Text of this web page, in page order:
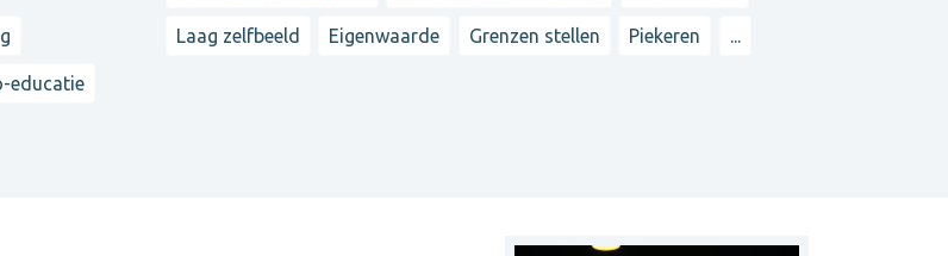
educatie
Laag zelfbeeld Eigenwaarde Grenzen stellen Piekeren ...